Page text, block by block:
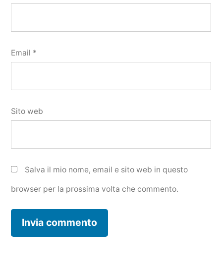
Email *
Sito web
Salva il mio nome, email e sito web in questo
browser per la prossima volta che commento.